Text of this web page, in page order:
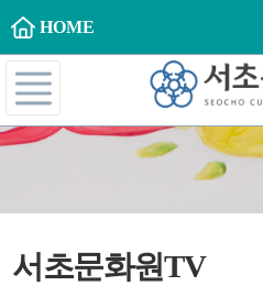
HOME
서초문화원TV